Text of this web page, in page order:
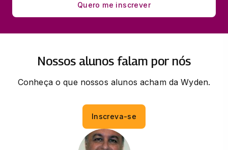
Quero me inscrever
Nossos alunos falam por nós
Conheça o que nossos alunos acham da Wyden.
Inscreva-se